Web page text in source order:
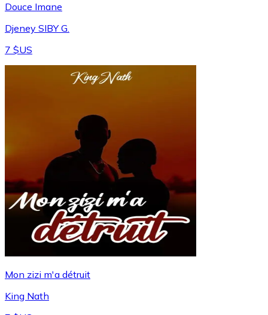
Douce Imane
Djeney SIBY G.
7 $US
Mon zizi m'a détruit
King Nath